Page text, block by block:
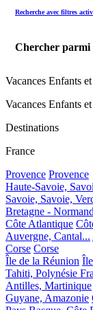
Recherche avec filtres
Chercher parmi
Vacances Enfants
Vacances Enfants
Destinations
France
Provence Provence
Haute-Savoie,
Savoie, Savoie,
Bretagne -
Côte Atlantique
Auvergne, Cantal...
Corse Corse
Île de la Réunion
Tahiti, Polynésie
Antilles, Martinique
Guyane, Amazonie